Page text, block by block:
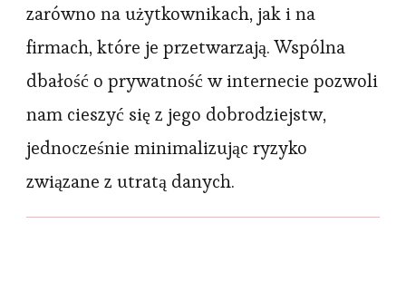
zarówno na użytkownikach, jak i na
firmach, które je przetwarzają. Wspólna
dbałość o prywatność w internecie pozwoli
nam cieszyć się z jego dobrodziejstw,
jednocześnie minimalizując ryzyko
związane z utratą danych.